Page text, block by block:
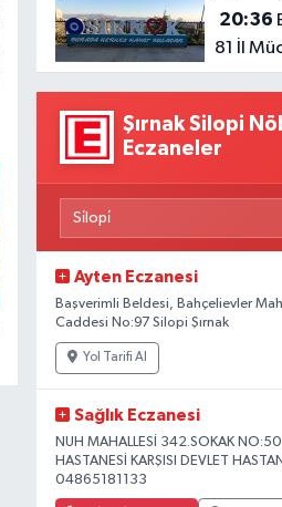
20:36
81 İl
Şırnak Silopi
Eczaneler
Ayten Eczanesi
Başverimli Beldesi, Bahçelievler
Caddesi No:97 Silopi Şırnak
Yol Tarifi Al
Sağlık Eczanesi
NUH MAHALLESİ 342.SOKAK NO:50
HASTANESİ KARŞISI DEVLET
04865181133